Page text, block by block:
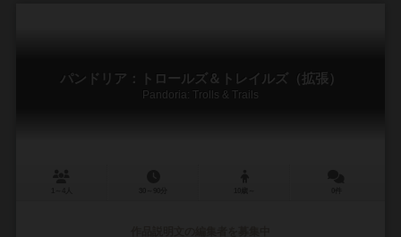
パンドリア：トロールズ＆トレイルズ（拡張）
Pandoria: Trolls & Trails